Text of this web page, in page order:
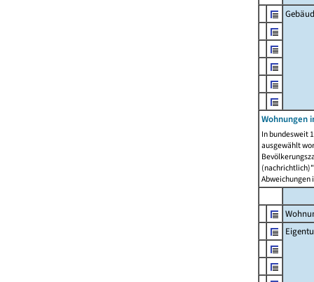
Wohnungen
In bundesweit
ausgewählt
Abweichungen